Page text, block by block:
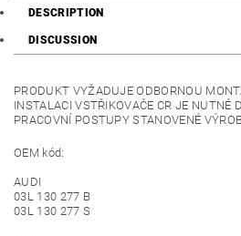
DESCRIPTION
DISCUSSION
PRODUKT VYŽADUJE ODBORNOU
INSTALACI VSTŘIKOVAČE CR JE NUTNÉ
PRACOVNÍ POSTUPY STANOVENÉ
OEM kód:
AUDI
03L 130 277 B
03L 130 277 S